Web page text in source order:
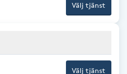
Välj tjänst
Välj tjänst